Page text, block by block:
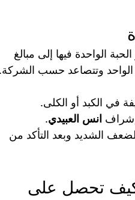
الواحدة فيها إلى مبالغ
انس العبيدي.
الشديد وبعد التأكد من
كيف تحصل على